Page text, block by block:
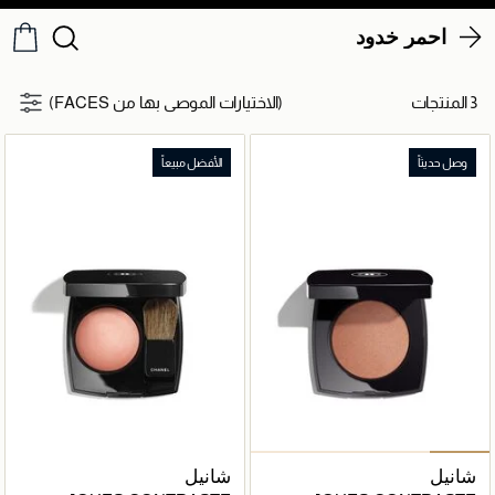
احمر خدود
3 المنتجات (الاختيارات الموصى بها من FACES)
وصل حديثاً
شانيل
الأفضل مبيعاً
شانيل